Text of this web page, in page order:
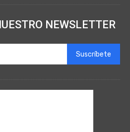
NEWSLETTER
Suscríbete